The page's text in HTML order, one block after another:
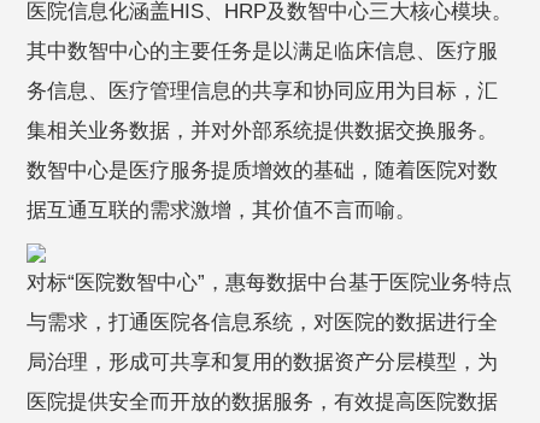
医院信息化涵盖HIS、HRP及数智中心三大核心模块。
其中数智中心的主要任务是以满足临床信息、医疗服
务信息、医疗管理信息的共享和协同应用为目标，汇
集相关业务数据，并对外部系统提供数据交换服务。
数智中心是医疗服务提质增效的基础，随着医院对数
据互通互联的需求激增，其价值不言而喻。
对标“医院数智中心”，惠每数据中台基于医院业务特点
与需求，打通医院各信息系统，对医院的数据进行全
局治理，形成可共享和复用的数据资产分层模型，为
医院提供安全而开放的数据服务，有效提高医院数据